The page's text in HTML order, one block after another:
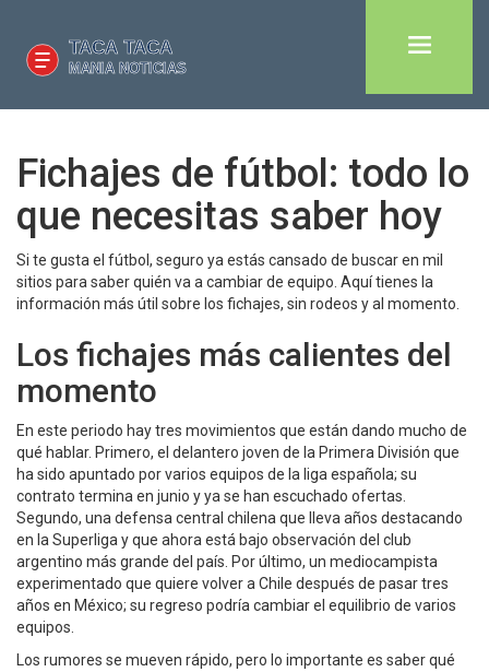
Fichajes de fútbol: todo lo
que necesitas saber hoy
Si te gusta el fútbol, seguro ya estás cansado de buscar en mil
sitios para saber quién va a cambiar de equipo. Aquí tienes la
información más útil sobre los fichajes, sin rodeos y al momento.
Los fichajes más calientes del
momento
En este periodo hay tres movimientos que están dando mucho de
qué hablar. Primero, el delantero joven de la Primera División que
ha sido apuntado por varios equipos de la liga española; su
contrato termina en junio y ya se han escuchado ofertas.
Segundo, una defensa central chilena que lleva años destacando
en la Superliga y que ahora está bajo observación del club
argentino más grande del país. Por último, un mediocampista
experimentado que quiere volver a Chile después de pasar tres
años en México; su regreso podría cambiar el equilibrio de varios
equipos.
Los rumores se mueven rápido, pero lo importante es saber qué